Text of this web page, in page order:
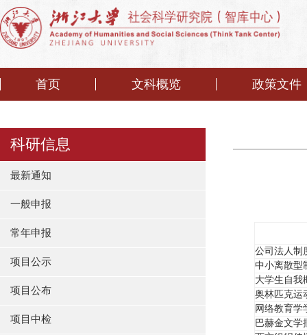
首页 文科概览 政策文件
科研信息
最新通知
一般申报
常年申报
项目公示
项目公布
项目中检
公司法人制
中小离散型
大学生自我
奥林匹克运
网络教育学
巴赫金文学